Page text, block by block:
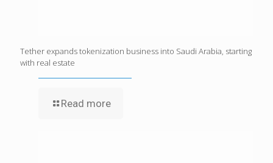
Tether expands tokenization business into Saudi Arabia, starting
with real estate
Read more